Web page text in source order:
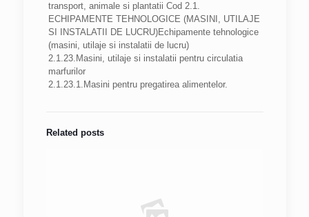
transport, animale si plantatii Cod 2.1.
ECHIPAMENTE TEHNOLOGICE (MASINI, UTILAJE
SI INSTALATII DE LUCRU)Echipamente tehnologice
(masini, utilaje si instalatii de lucru)
2.1.23.Masini, utilaje si instalatii pentru circulatia
marfurilor
2.1.23.1.Masini pentru pregatirea alimentelor.
Related posts